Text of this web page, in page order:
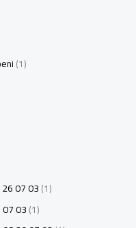
(1)
07 03(1)
03(1)